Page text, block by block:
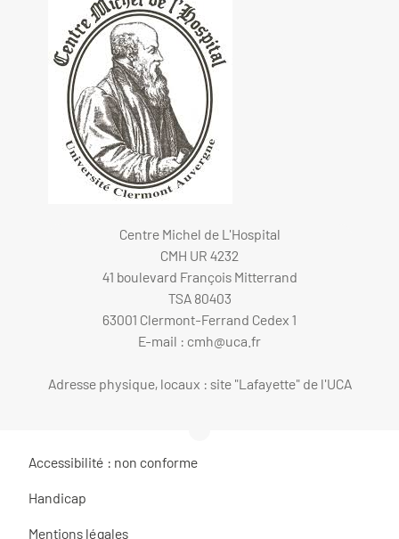
Centre Michel de L'Hospital
CMH UR 4232
41 boulevard François Mitterrand
TSA 80403
63001 Clermont-Ferrand Cedex 1
E-mail : cmh@uca.fr
Adresse physique, locaux : site "Lafayette" de l'UCA
Accessibilité : non conforme
Handicap
Mentions légales